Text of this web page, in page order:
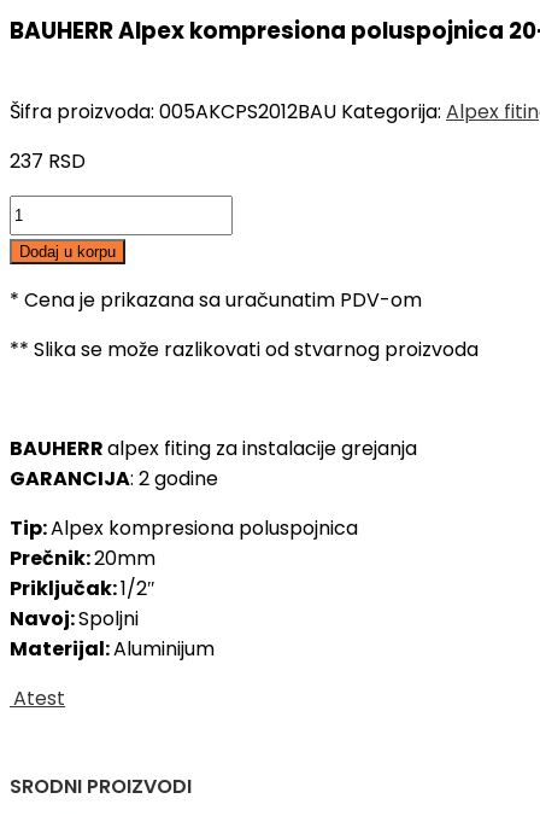
BAUHERR Alpex kompresiona poluspojnica
Šifra proizvoda: 005AKCPS2012BAU Kategorija: Alpex
237 RSD
BAUHERR
Alpex
kompresiona
poluspojnica
1/2",
Dodaj u korpu
* Cena je prikazana sa uračunatim PDV-om
** Slika se može razlikovati od stvarnog proizvoda
BAUHERRalpex fiting za instalacije grejanja
GARANCIJA: 2 godine
Tip:Alpex kompresiona poluspojnica
Prečnik:20mm
Priključak:1/2″
Navoj:Spoljni
Materijal:Aluminijum
Atest
SRODNI PROIZVODI